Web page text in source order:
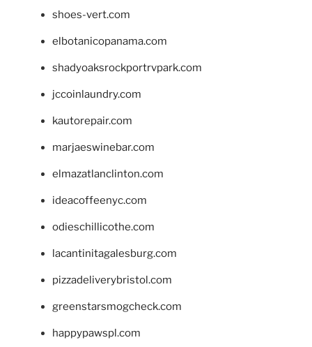
shoes-vert.com
elbotanicopanama.com
shadyoaksrockportrvpark.com
jccoinlaundry.com
kautorepair.com
marjaeswinebar.com
elmazatlanclinton.com
ideacoffeenyc.com
odieschillicothe.com
lacantinitagalesburg.com
pizzadeliverybristol.com
greenstarsmogcheck.com
happypawspl.com